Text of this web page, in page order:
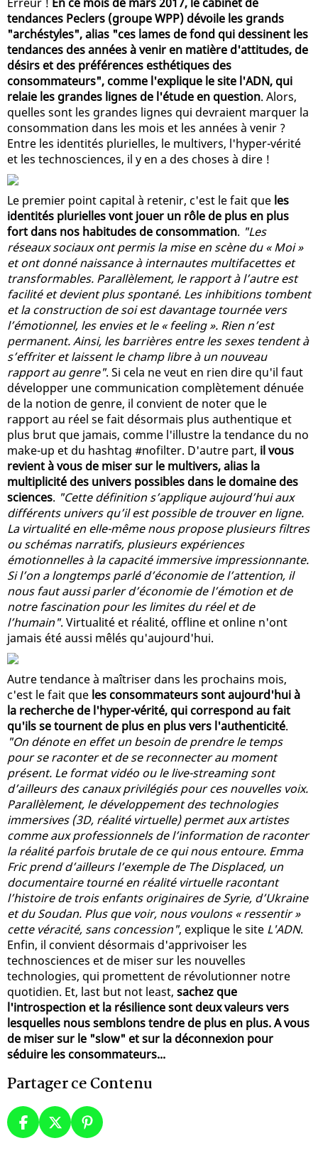
tendances Peclers (groupe WPP) dévoile les grands
"archéstyles", alias "ces lames de fond qui dessinent les
tendances des années à venir en matière d'attitudes, de
désirs et des préférences esthétiques des
consommateurs", comme l'explique le site l'ADN, qui
relaie les grandes lignes de l'étude en question. Alors,
quelles sont les grandes lignes qui devraient marquer la
consommation dans les mois et les années à venir ?
Entre les identités plurielles, le multivers, l'hyper-vérité
et les technosciences, il y en a des choses à dire !
Le premier point capital à retenir, c'est le fait que les
identités plurielles vont jouer un rôle de plus en plus
fort dans nos habitudes de consommation. "Les
réseaux sociaux ont permis la mise en scène du « Moi »
et ont donné naissance à internautes multifacettes et
transformables. Parallèlement, le rapport à l’autre est
facilité et devient plus spontané. Les inhibitions tombent
et la construction de soi est davantage tournée vers
l’émotionnel, les envies et le « feeling ». Rien n’est
permanent. Ainsi, les barrières entre les sexes tendent à
s’effriter et laissent le champ libre à un nouveau
rapport au genre". Si cela ne veut en rien dire qu'il faut
développer une communication complètement dénuée
de la notion de genre, il convient de noter que le
rapport au réel se fait désormais plus authentique et
plus brut que jamais, comme l'illustre la tendance du no
make-up et du hashtag #nofilter. D'autre part, il vous
revient à vous de miser sur le multivers, alias la
multiplicité des univers possibles dans le domaine des
sciences. "Cette définition s’applique aujourd’hui aux
différents univers qu’il est possible de trouver en ligne.
La virtualité en elle-même nous propose plusieurs filtres
ou schémas narratifs, plusieurs expériences
émotionnelles à la capacité immersive impressionnante.
Si l’on a longtemps parlé d’économie de l’attention, il
nous faut aussi parler d’économie de l’émotion et de
notre fascination pour les limites du réel et de
l’humain". Virtualité et réalité, offline et online n'ont
jamais été aussi mêlés qu'aujourd'hui.
Autre tendance à maîtriser dans les prochains mois,
c'est le fait que les consommateurs sont aujourd'hui à
la recherche de l'hyper-vérité, qui correspond au fait
qu'ils se tournent de plus en plus vers l'authenticité.
"On dénote en effet un besoin de prendre le temps
pour se raconter et de se reconnecter au moment
présent. Le format vidéo ou le live-streaming sont
d’ailleurs des canaux privilégiés pour ces nouvelles voix.
Parallèlement, le développement des technologies
immersives (3D, réalité virtuelle) permet aux artistes
comme aux professionnels de l’information de raconter
la réalité parfois brutale de ce qui nous entoure. Emma
Fric prend d’ailleurs l’exemple de The Displaced, un
documentaire tourné en réalité virtuelle racontant
l’histoire de trois enfants originaires de Syrie, d’Ukraine
et du Soudan. Plus que voir, nous voulons « ressentir »
cette véracité, sans concession", explique le site L'ADN.
Enfin, il convient désormais d'apprivoiser les
technosciences et de miser sur les nouvelles
technologies, qui promettent de révolutionner notre
quotidien. Et, last but not least, sachez que
l'introspection et la résilience sont deux valeurs vers
lesquelles nous semblons tendre de plus en plus. A vous
de miser sur le "slow" et sur la déconnexion pour
séduire les consommateurs...
Partager ce Contenu